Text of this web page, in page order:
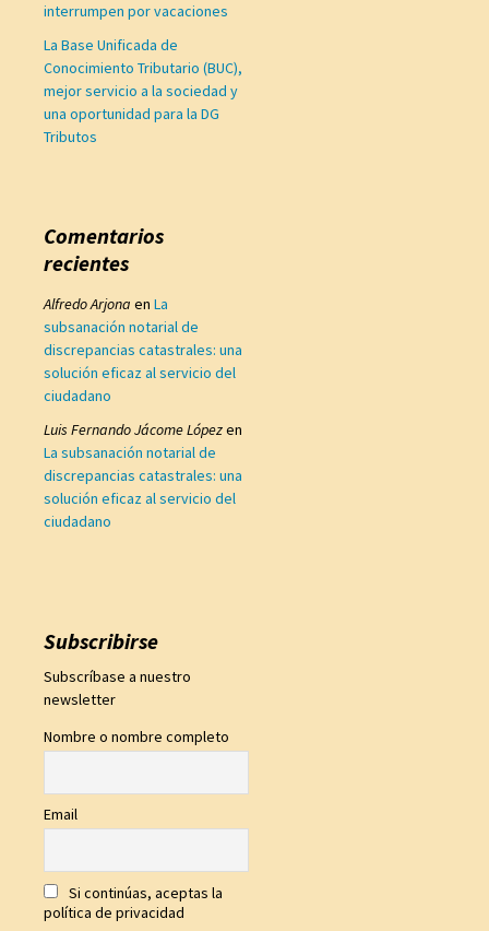
interrumpen por vacaciones
La Base Unificada de
Conocimiento Tributario (BUC),
mejor servicio a la sociedad y
una oportunidad para la DG
Tributos
Comentarios
recientes
Alfredo Arjona en La
subsanación notarial de
discrepancias catastrales: una
solución eficaz al servicio del
ciudadano
Luis Fernando Jácome Lópezen
La subsanación notarial de
discrepancias catastrales: una
solución eficaz al servicio del
ciudadano
Subscribirse
Subscríbase a nuestro
newsletter
Nombre o nombre completo
Email
Si continúas, aceptas la
política de privacidad